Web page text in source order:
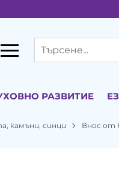
РАЗВИТИЕ
камъни, синци Внос от